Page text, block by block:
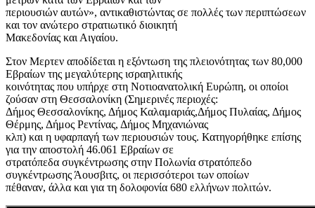
περιουσιών αυτών», αντικαθιστώντας σε πολλές των περιπτώσεων
και τον ανώτερο στρατιωτικό διοικητή
Μακεδονίας και Αιγαίου.
Στον Μερτεν αποδίδεται η εξόντωση της πλειονότητας των 80,000
Εβραίων της μεγαλύτερης ισραηλιτικής
κοινότητας που υπήρχε στη Νοτιοανατολική Ευρώπη, οι οποίοι
ζούσαν στη Θεσσαλονίκη (Σημερινές περιοχές:
Δήμος Θεσσαλονίκης, Δήμος Καλαμαριάς,Δήμος Πυλαίας, Δήμος
Θέρμης, Δήμος Ρεντίνας, Δήμος Μηχανιώνας
κλπ) και η υφαρπαγή των περιουσιών τους. Κατηγορήθηκε επίσης
για την αποστολή 46.061 Εβραίων σε
στρατόπεδα συγκέντρωσης στην Πολωνία στρατόπεδο
συγκέντρωσης Άουσβιτς, οι περισσότεροι των οποίων
πέθαναν, άλλα και για τη δολοφονία 680 ελλήνων πολιτών.